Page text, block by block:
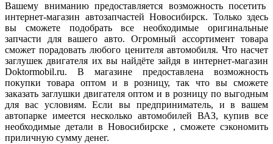
Вашему вниманию предоставляется возможность посетить
интернет-магазин автозапчастей Новосибирск. Только здесь
вы сможете подобрать все необходимые оригинальные
запчасти для вашего авто. Огромный ассортимент товара
сможет порадовать любого ценителя автомобиля. Что насчет
заглушек двигателя их вы найдёте зайдя в интернет-магазин
Doktormobil.ru. В магазине предоставлена возможность
покупки товара оптом и в розницу, так что вы сможете
заказать заглушки двигателя оптом и в розницу по выгодным
для вас условиям. Если вы предприниматель, и в вашем
автопарке имеется несколько автомобилей ВАЗ, купив все
необходимые детали в Новосибирске , сможете сэкономить
приличную сумму денег.